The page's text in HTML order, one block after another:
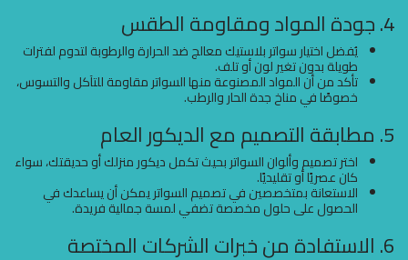
يُفضل اختيار سواتر بلاستيك معالج ضد الحرارة والرطوبة لتدوم لفترات
طويلة بدون تغير لون أو تلف.
تأكد من أن المواد المصنوعة منها السواتر مقاومة للتآكل والتسوس،
خصوصًا في مناخ جدة الحار والرطب.
اختر تصميم وألوان السواتر بحيث تكمل ديكور منزلك أو حديقتك، سواء
كان عصريًا أو تقليديًا.
الاستعانة بمتخصصين في تصميم السواتر يمكن أن يساعدك في
الحصول على حلول مخصصة تضفي لمسة جمالية فريدة.